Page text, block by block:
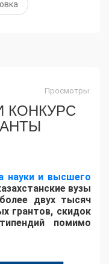
Просмотры:
КОНКУРС
науки и высшего
вузы
двух тысяч
грантов, скидок
помимо